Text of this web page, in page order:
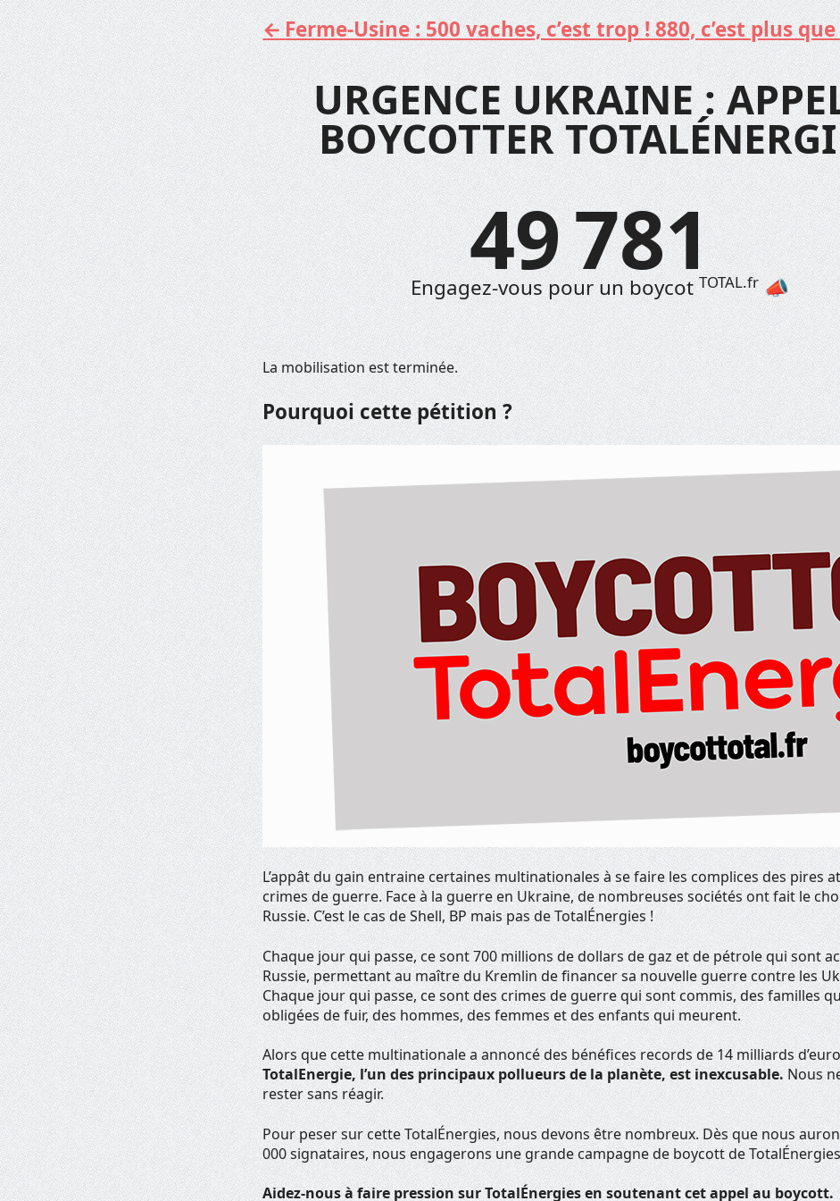
Aller
au
contenu
Ferme-Usine : 500 vaches, c’est trop ! 880, c’est plus
URGENCE UKRAINE :
BOYCOTTER
49 781
Engagez-vous pour un boycotTOTAL.fr📣
La mobilisation est terminée.
Pourquoi cette pétition ?
L’appât du gain entraine certaines multinationales à se faire les complices des pires
crimes de guerre. Face à la guerre en Ukraine, de nombreuses sociétés ont fait le
Russie. C’est le cas de Shell, BP mais pas de TotalÉnergies !
Chaque jour qui passe, ce sont 700 millions de dollars de gaz et de pétrole qui sont
Russie, permettant au maître du Kremlin de financer sa nouvelle guerre contre les
Chaque jour qui passe, ce sont des crimes de guerre qui sont commis, des familles
obligées de fuir, des hommes, des femmes et des enfants qui meurent.
Alors que cette multinationale a annoncé des bénéfices records de 14 milliards
TotalEnergie, l’un des principaux pollueurs de la planète, est inexcusable.Nous
rester sans réagir.
Pour peser sur cette TotalÉnergies, nous devons être nombreux. Dès que nous
000 signataires, nous engagerons une grande campagne de boycott de
Aidez-nous à faire pression sur TotalÉnergies en soutenant cet appel au boycott.